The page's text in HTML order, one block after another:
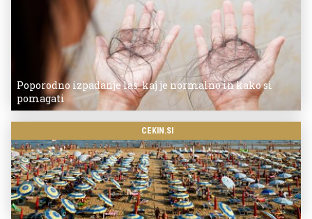
Poporodno izpadanje las: kaj je normalno in kako si
pomagati
CEKIN.SI